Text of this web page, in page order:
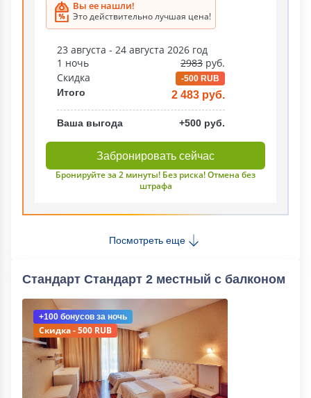
Вы ее нашли!
Это действительно лучшая цена!
23 августа - 24 августа 2026 год
1 ночь
2983 руб.
Скидка
-500 RUB
Итого 2 483 руб.
Ваша выгода +500 руб.
Забронировать сейчас
Бронируйте за 2 минуты! Без риска! Отмена без
штрафа
Посмотреть еще
Стандарт Стандарт 2 местный с балконом
+100 бонусов за ночь
Скидка - 500 RUB